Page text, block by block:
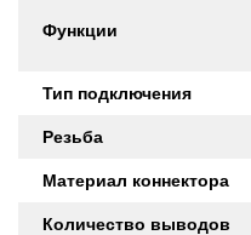
Функции
Тип подключения
Резьба
Материал коннектора
Количество выводов